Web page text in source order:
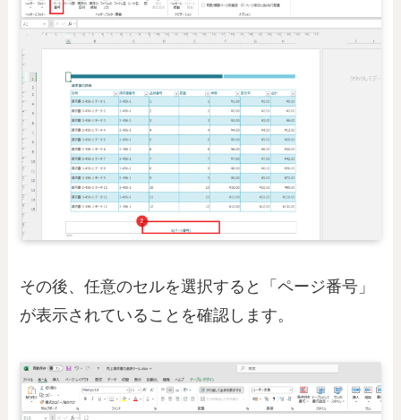
その後、任意のセルを選択すると「ページ番号」
が表示されていることを確認します。